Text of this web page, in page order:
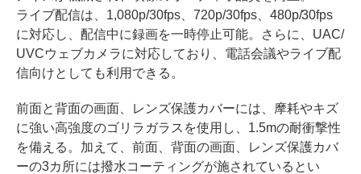
ライブ配信は、1,080p/30fps、720p/30fps、480p/30fps
に対応し、配信中に録画を一時停止可能。さらに、UAC/
UVCウェブカメラに対応しており、電話会議やライブ配
信向けとしても利用できる。
前面と背面の画面、レンズ保護カバーには、摩耗やキズ
に強い高強度のゴリラガラスを使用し、1.5mの耐衝撃性
を備える。加えて、前面、背面の画面、レンズ保護カバ
ーの3カ所には撥水コーティングが施されているとい